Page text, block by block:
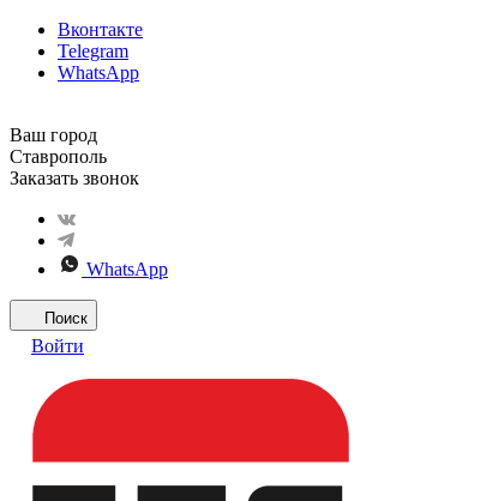
Вконтакте
Telegram
WhatsApp
Ваш город
Ставрополь
Заказать звонок
WhatsApp
Поиск
Войти